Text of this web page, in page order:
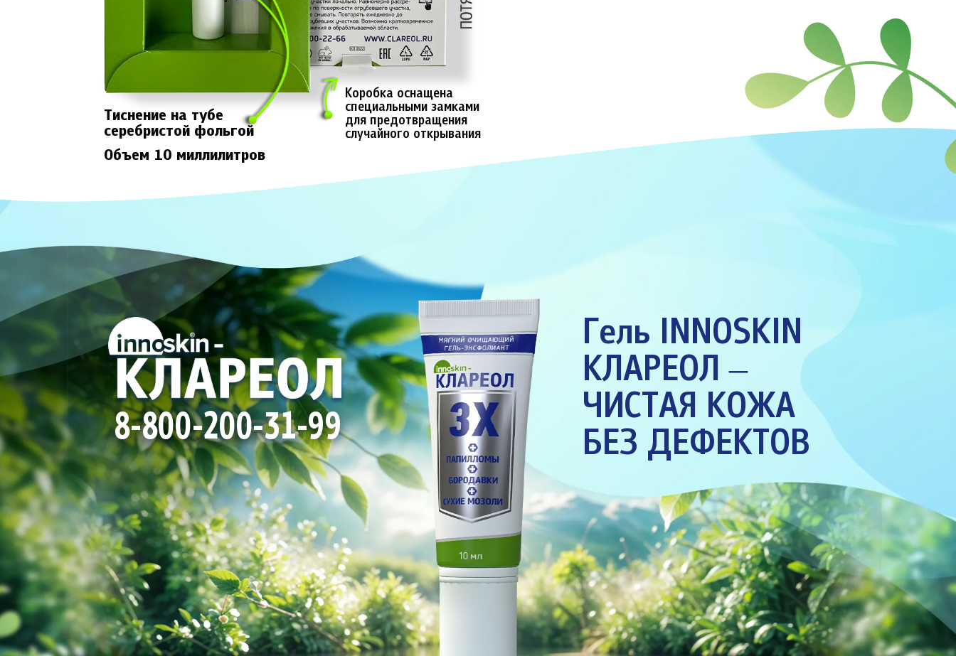
Тиснение на тубе
серебристой фольгой
Объем 10 миллилитров
Коробка оснащена
специальными замками
для предотвращения
случайного открывания
8-800-200-31-99
Гель INNOSKIN
КЛАРЕОЛ–
ЧИСТАЯ КОЖА
БЕЗ ДЕФЕКТОВ